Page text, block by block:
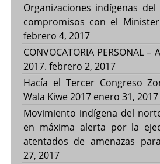
Organizaciones indígenas
compromisos con el
febrero 4, 2017
CONVOCATORIA PERSONAL –
2017. febrero 2, 2017
Hacía el Tercer Congreso
Wala Kiwe 2017 enero 31, 2017
Movimiento indígena del
en máxima alerta por la
atentados de amenazas
27, 2017